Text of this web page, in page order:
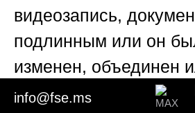
видеозапись,
подлинным или он
изменен, объединен
смонтирован с целью
info@fse.ms